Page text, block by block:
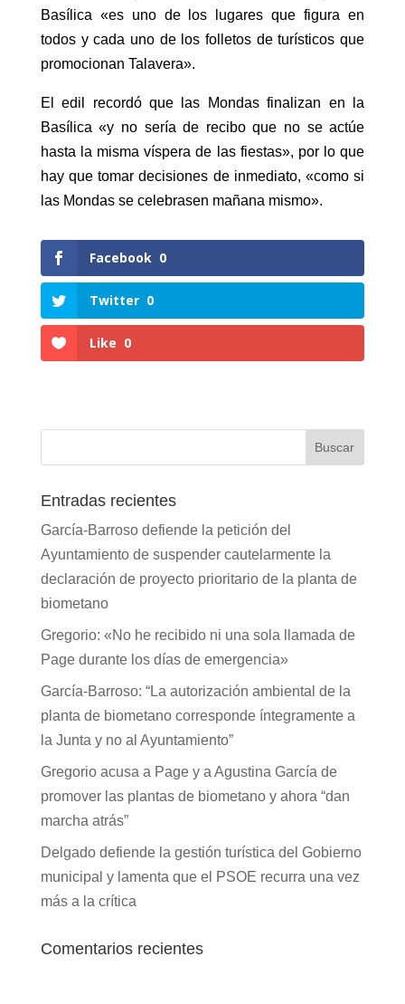
Basílica «es uno de los lugares que figura en
todos y cada uno de los folletos de turísticos que
promocionan Talavera».
El edil recordó que las Mondas finalizan en la
Basílica «y no sería de recibo que no se actúe
hasta la misma víspera de las fiestas», por lo que
hay que tomar decisiones de inmediato, «como si
las Mondas se celebrasen mañana mismo».
Facebook 0
Twitter 0
Like 0
Entradas recientes
García-Barroso defiende la petición del
Ayuntamiento de suspender cautelarmente la
declaración de proyecto prioritario de la planta de
biometano
Gregorio: «No he recibido ni una sola llamada de
Page durante los días de emergencia»
García-Barroso: “La autorización ambiental de la
planta de biometano corresponde íntegramente a
la Junta y no al Ayuntamiento”
Gregorio acusa a Page y a Agustina García de
promover las plantas de biometano y ahora “dan
marcha atrás”
Delgado defiende la gestión turística del Gobierno
municipal y lamenta que el PSOE recurra una vez
más a la crítica
Comentarios recientes